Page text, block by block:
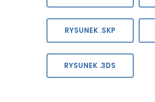
RYSUNEK .SKP
RYSUNEK .3DS